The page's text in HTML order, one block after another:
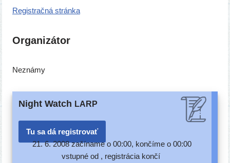
Registračná strán­ka
Organizátor
Neznámy
Night Watch LARP
Tu sa dá registrovať
21. 6. 2008 začí­na­me o 00:00, kon­čí­me o 00:00
vstup­né od , regis­trá­cia končí